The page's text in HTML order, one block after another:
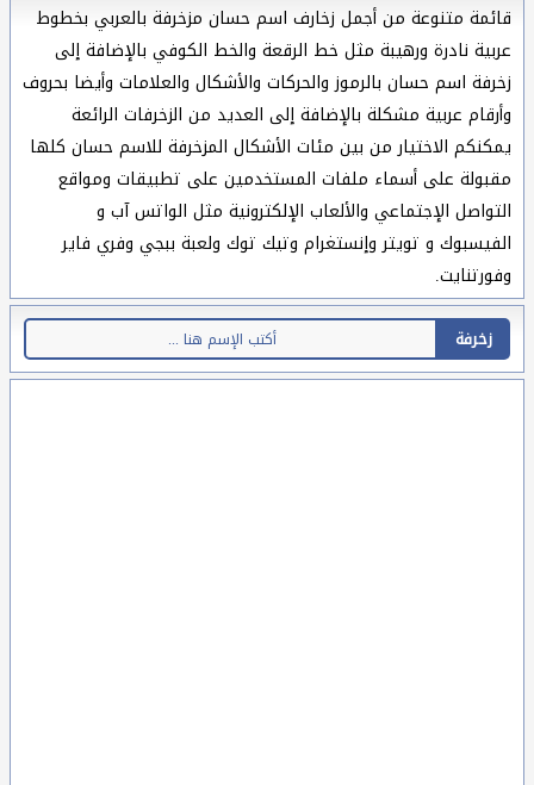
قائمة متنوعة من أجمل زخارف اسم حسان مزخرفة بالعربي بخطوط
عربية نادرة ورهيبة مثل خط الرقعة والخط الكوفي بالإضافة إلى
زخرفة اسم حسان بالرموز والحركات والأشكال والعلامات وأيضا بحروف
وأرقام عربية مشكلة بالإضافة إلى العديد من الزخرفات الرائعة
يمكنكم الاختيار من بين مئات الأشكال المزخرفة للاسم حسان كلها
مقبولة على أسماء ملفات المستخدمين على تطبيقات ومواقع
التواصل الإجتماعي والألعاب الإلكترونية مثل الواتس آب و
الفيسبوك و تويتر وإنستغرام وتيك توك ولعبة ببجي وفري فاير
وفورتنايت.
زخرفة